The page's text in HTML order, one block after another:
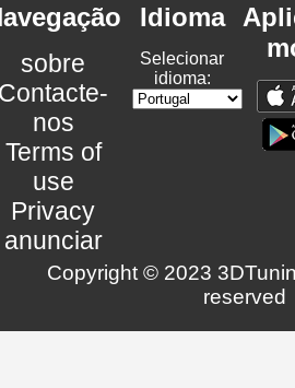
sobre
nos
Terms of
use
Privacy
anunciar
Idioma
Selecionar
idioma:
Copyright © 2023
reserved